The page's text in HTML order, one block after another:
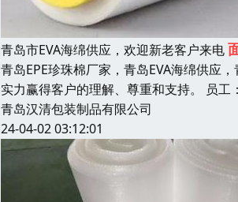
青岛市EVA海绵供应，欢迎新老客户来电
青岛EPE珍珠棉厂家，青岛EVA海绵供应
实力赢得客户的理解、尊重和支持。 员
青岛汉清包装制品有限公司
24-04-02 03:12:01